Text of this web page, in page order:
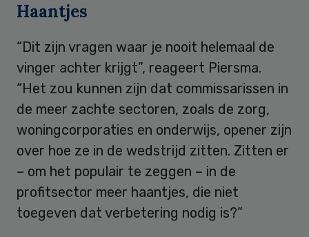
Haantjes
“Dit zijn vragen waar je nooit helemaal de
vinger achter krijgt”, reageert Piersma.
“Het zou kunnen zijn dat commissarissen in
de meer zachte sectoren, zoals de zorg,
woningcorporaties en onderwijs, opener zijn
over hoe ze in de wedstrijd zitten. Zitten er
– om het populair te zeggen – in de
profitsector meer haantjes, die niet
toegeven dat verbetering nodig is?”